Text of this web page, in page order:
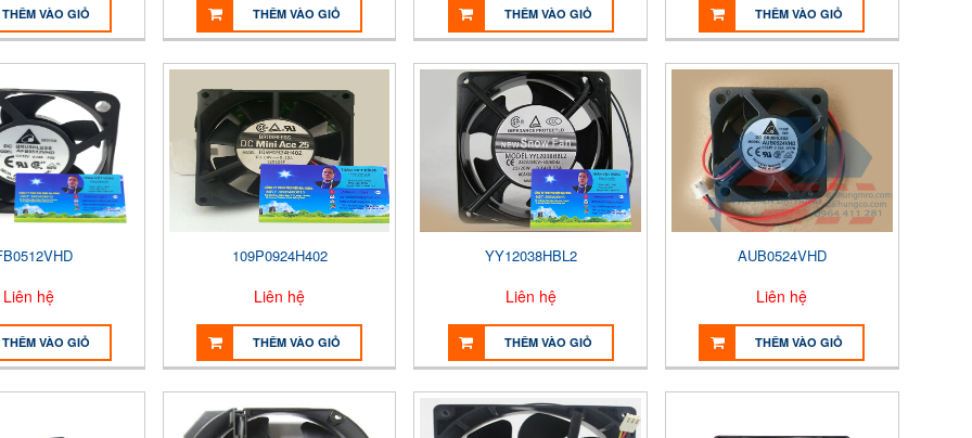
THÊM VÀO GIỎ THÊM VÀO GIỎ THÊM VÀO GIỎ THÊM VÀO GIỎ
Liên hệ
THÊM VÀO GIỎ
109P0924H402
Liên hệ
THÊM VÀO GIỎ
YY12038HBL2
Liên hệ
THÊM VÀO GIỎ
AUB0524VHD
Liên hệ
THÊM VÀO GIỎ